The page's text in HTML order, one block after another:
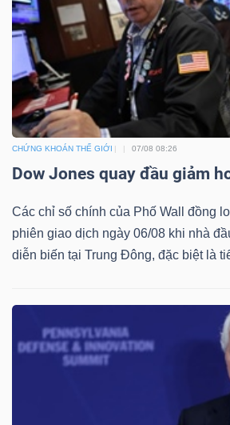
CHỨNG KHOÁN THẾ GIỚI 07/08 08:26
Dow Jones quay đầu giảm
Các chỉ số chính của Phố Wall đồng
phiên giao dịch ngày 06/08 khi nhà
diễn biến tại Trung Đông, đặc biệt là
KHỎE
TÀI
CHÍNH
CÔNG
NGHỆ